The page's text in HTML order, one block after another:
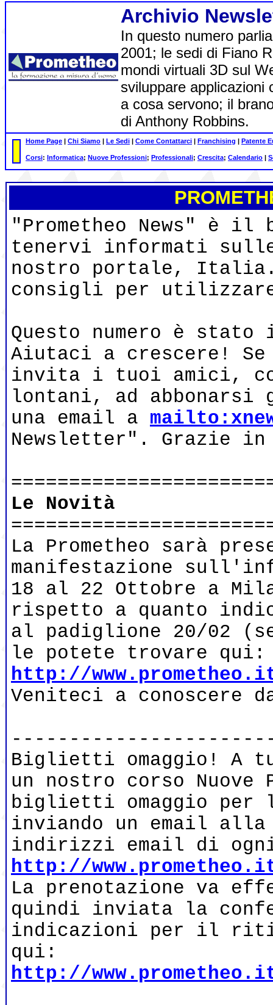
Archivio
In questo numero
2001; le sedi di Fiano
mondi virtuali 3D sul
sviluppare applicazioni
a cosa servono; il
di Anthony Robbins.
Home Page | Chi Siamo | Le Sedi | Come Contattarci | Franchising | Patente
Corsi: Informatica; Nuove Professioni; Professionali; Crescita; Calendario |
PROME
"Prometheo News" è
tenervi informati
nostro portale,
consigli per
Questo numero è
Aiutaci a crescere!
invita i tuoi amici,
lontani, ad abbonarsi
una email a
Newsletter". Grazie
Le Novità
La Prometheo sarà
manifestazione
18 al 22 Ottobre a
rispetto a quanto
al padiglione 20/02
le potete trovare qui:
http://
Veniteci a conoscere
Biglietti omaggio! A
un nostro corso
biglietti omaggio per
inviando un email
indirizzi email di
http://
La prenotazione va
quindi inviata la
indicazioni per il
qui:
http://